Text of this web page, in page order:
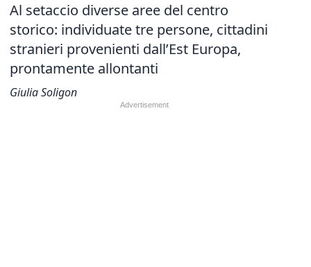
Al setaccio diverse aree del centro
storico: individuate tre persone, cittadini
stranieri provenienti dall’Est Europa,
prontamente allontanti
Giulia Soligon